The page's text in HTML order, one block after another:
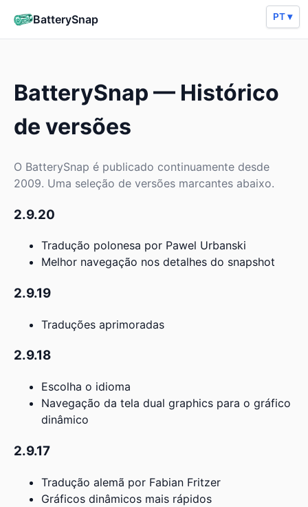
BatterySnap
BatterySnap — Histórico
de versões
O BatterySnap é publicado continuamente desde
2009. Uma seleção de versões marcantes abaixo.
2.9.20
Tradução polonesa por Pawel Urbanski
Melhor navegação nos detalhes do snapshot
2.9.19
Traduções aprimoradas
2.9.18
Escolha o idioma
Navegação da tela dual graphics para o gráfico
dinâmico
2.9.17
Tradução alemã por Fabian Fritzer
Gráficos dinâmicos mais rápidos
PT ▾